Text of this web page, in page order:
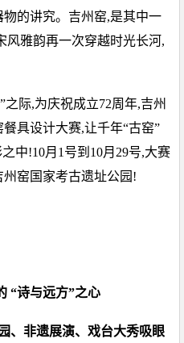
的讲究。吉州窑,是其中一
风雅韵再一次穿越时光长河,
际,为庆祝成立72周年,吉州
具设计大赛,让千年“古窑”
中!10月1号到10月29号,大赛
窑国家考古遗址公园!
“诗与远方”之心
非遗展演、戏台大秀吸眼